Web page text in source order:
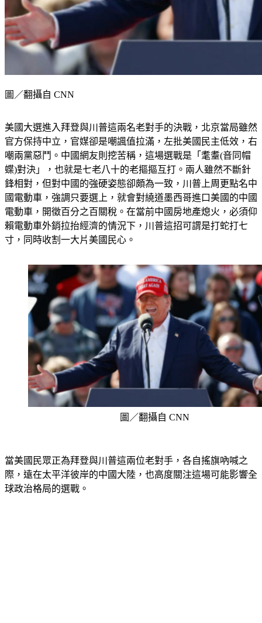
官方保持中立，官媒卻是嘲諷值拉滿，左批美國民主低效，右
嘲兩黨惡鬥。中國網友則挖苦稱，這場選戰是「耄耋(音同帽
蝶)對決」，也就是七老八十的老摳摳互打。兩人雖然不斷針
鋒相對，但對中國的強硬姿態卻頗為一致，川普上周更點名中
國電動車，強調只要選上，就會對繞道墨西哥進口美國的中國
電動車，開徵百分之百關稅。在當前中國房地產熄火，必須仰
賴電動車外銷拉抬經濟的情況下，川普這招可謂是打蛇打七
寸，同時收割一大片美國民心。
際，遠在太平洋彼岸的中國大陸，也高度關注這場可能影響全
球政治格局的選戰。